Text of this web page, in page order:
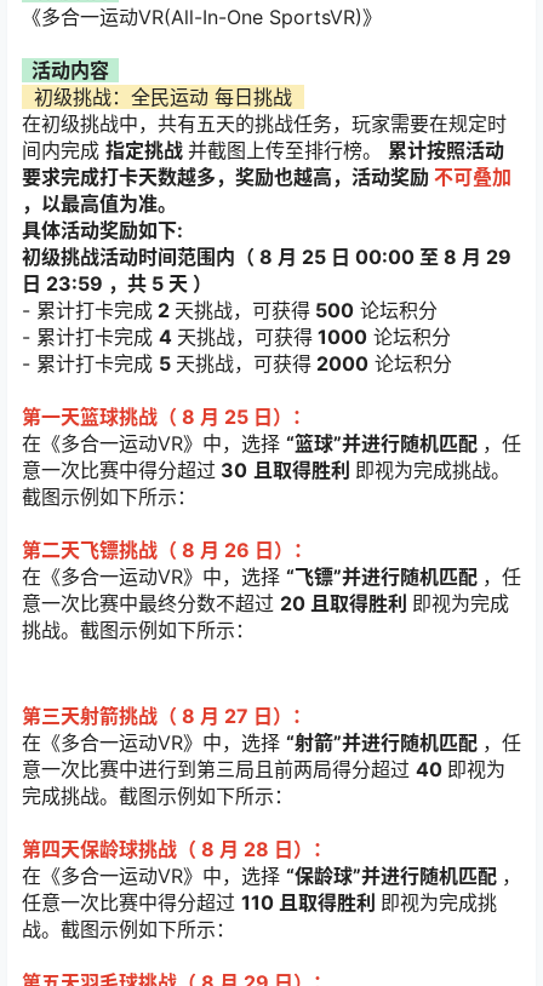
《多合一运动VR(All-In-One SportsVR)》
活动内容
初级挑战：全民运动 每日挑战
在初级挑战中，共有五天的挑战任务，玩家需要在规定时
间内完成 指定挑战 并截图上传至排行榜。 累计按照活动
要求完成打卡天数越多，奖励也越高，活动奖励 不可叠加
，以最高值为准。
具体活动奖励如下:
初级挑战活动时间范围内（ 8 月 25 日 00:00 至 8 月 29
日 23:59 ，共 5 天 ）
- 累计打卡完成 2 天挑战，可获得 500 论坛积分
- 累计打卡完成 4 天挑战，可获得 1000 论坛积分
- 累计打卡完成 5 天挑战，可获得 2000 论坛积分
第一天篮球挑战（ 8 月 25 日）：
在《多合一运动VR》中，选择 “篮球”并进行随机匹配 ，任
意一次比赛中得分超过 30 且取得胜利 即视为完成挑战。
截图示例如下所示：
第二天飞镖挑战（ 8 月 26 日）：
在《多合一运动VR》中，选择 “飞镖”并进行随机匹配 ，任
意一次比赛中最终分数不超过 20 且取得胜利 即视为完成
挑战。截图示例如下所示：
第三天射箭挑战（ 8 月 27 日）：
在《多合一运动VR》中，选择 “射箭”并进行随机匹配 ，任
意一次比赛中进行到第三局且前两局得分超过 40 即视为
完成挑战。截图示例如下所示：
第四天保龄球挑战（ 8 月 28 日）：
在《多合一运动VR》中，选择 “保龄球”并进行随机匹配 ，
任意一次比赛中得分超过 110 且取得胜利 即视为完成挑
战。截图示例如下所示：